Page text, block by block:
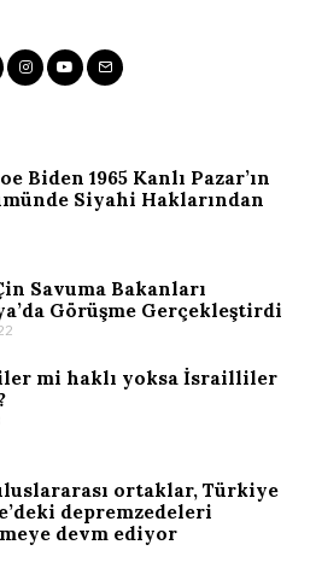
Biden 1965 Kanlı Pazar’ın
Siyahi Haklarından
Savuma Bakanları
Görüşme Gerçekleştirdi
mi haklı yoksa İsrailliler
ortaklar, Türkiye
depremzedeleri
devm ediyor